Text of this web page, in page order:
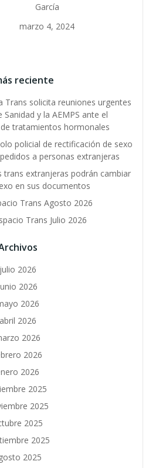
García
marzo 4, 2024
reciente
Trans solicita reuniones urgentes
y la AEMPS ante el
tratamientos hormonales
policial de rectificación de sexo
a personas extranjeras
trans extranjeras podrán cambiar
en sus documentos
Trans Agosto 2026
Trans Julio 2026
julio 2026
2026
2026
abril 2026
2026
2026
2026
2025
2025
2025
2025
2025